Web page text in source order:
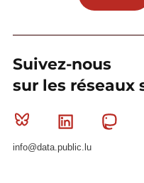
Suivez-nous
sur les réseaux
Bluesky Linkedin
info@data.public.lu